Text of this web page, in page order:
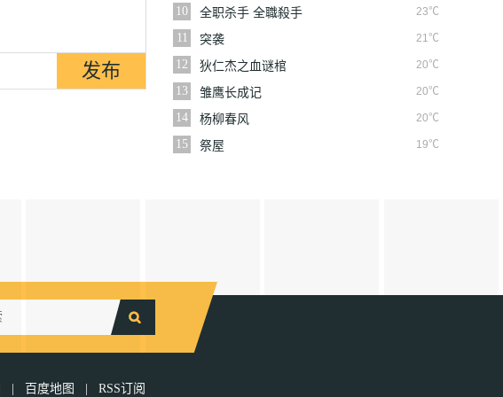
10 23℃
全职杀手 全職殺手
11
21℃
突袭
12
20℃
狄仁杰之血谜棺
13
20℃
雏鹰长成记
14
20℃
杨柳春风
15
19℃
祭屋
百度地图 RSS订阅